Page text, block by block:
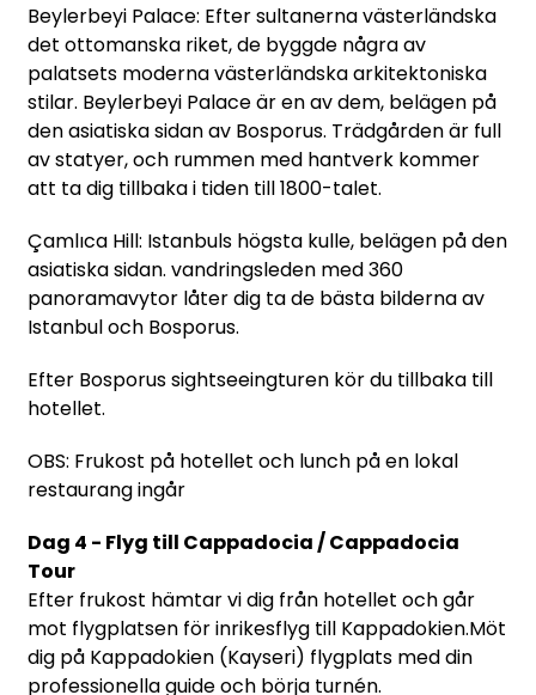
Beylerbeyi Palace: Efter sultanerna västerländska
det ottomanska riket, de byggde några av
palatsets moderna västerländska arkitektoniska
stilar. Beylerbeyi Palace är en av dem, belägen på
den asiatiska sidan av Bosporus. Trädgården är full
av statyer, och rummen med hantverk kommer
att ta dig tillbaka i tiden till 1800-talet.
Çamlıca Hill: Istanbuls högsta kulle, belägen på den
asiatiska sidan. vandringsleden med 360
panoramavytor låter dig ta de bästa bilderna av
Istanbul och Bosporus.
Efter Bosporus sightseeingturen kör du tillbaka till
hotellet.
OBS: Frukost på hotellet och lunch på en lokal
restaurang ingår
Dag 4 - Flyg till Cappadocia / Cappadocia
Tour
Efter frukost hämtar vi dig från hotellet och går
mot flygplatsen för inrikesflyg till Kappadokien.Möt
dig på Kappadokien (Kayseri) flygplats med din
professionella guide och börja turnén.